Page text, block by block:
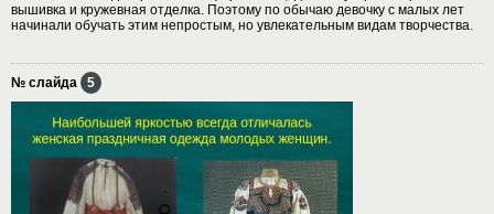
вышивка и кружевная отделка. Поэтому по обычаю девочку с малых лет
начинали обучать этим непростым, но увлекательным видам творчества.
№ слайда 5